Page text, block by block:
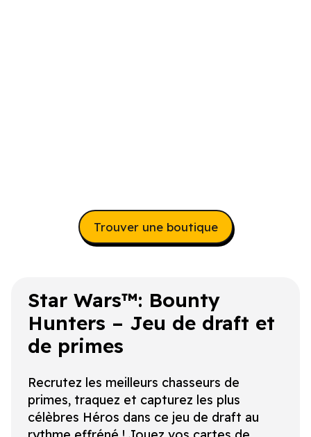
Trouver une boutique
Star Wars™: Bounty
Hunters – Jeu de draft et
de primes
Recrutez les meilleurs chasseurs de
primes, traquez et capturez les plus
célèbres Héros dans ce jeu de draft au